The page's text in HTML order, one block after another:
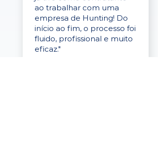
ao trabalhar com uma
empresa de Hunting! Do
início ao fim, o processo foi
fluido, profissional e muito
eficaz."